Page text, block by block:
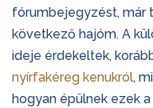
fórumbejegyzést, már
következő hajóm. A
ideje érdekeltek,
nyírfakéreg kenukról,
hogyan épülnek ezek